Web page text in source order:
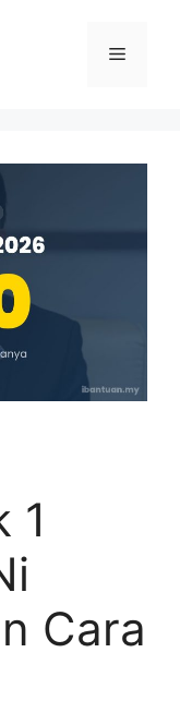
Menu
1
Cara